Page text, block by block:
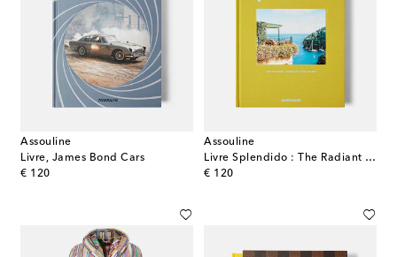
Assouline
Livre, James Bond Cars
€ 120
original price
Assouline
Livre Splendido : The Radiant Stage Of Portofino
€ 120
original price